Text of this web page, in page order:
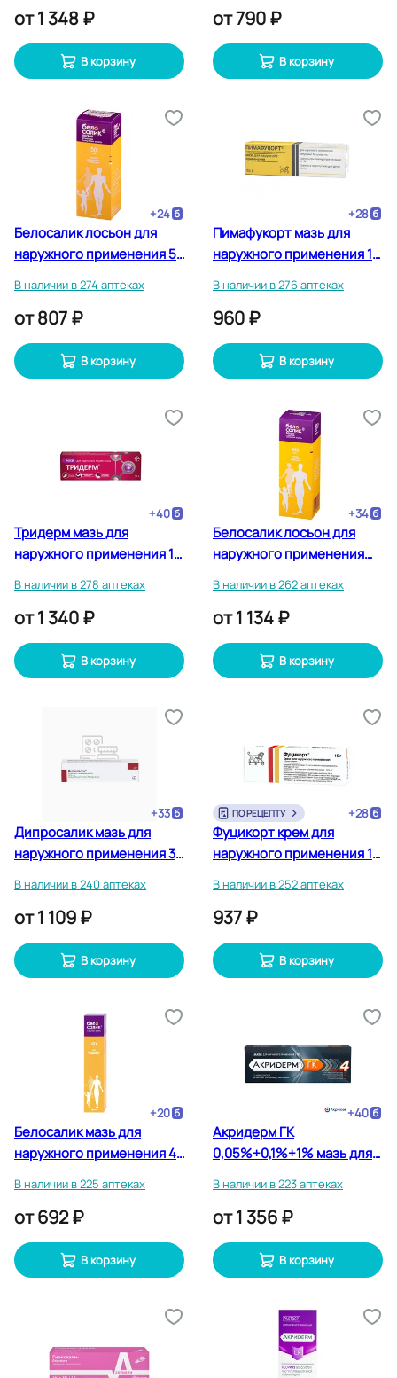
от1 348 ₽
В корзину
от790 ₽
В корзину
+24
Белосалик лосьон для
наружного применения 50
В наличии в 274 аптеках
от807 ₽
В корзину
+28
Пимафукорт мазь для
наружного применения 15
В наличии в 276 аптеках
960 ₽
В корзину
+40
Тридерм мазь для
наружного применения 15
В наличии в 278 аптеках
от1 340 ₽
В корзину
+34
Белосалик лосьон для
наружного применения
В наличии в 262 аптеках
от1 134 ₽
В корзину
+33
Дипросалик мазь для
наружного применения 30
В наличии в 240 аптеках
от1 109 ₽
В корзину
ПО РЕЦЕПТУ +28
Фуцикорт крем для
наружного применения 15
В наличии в 252 аптеках
937 ₽
В корзину
+20
Белосалик мазь для
наружного применения 40
В наличии в 225 аптеках
от692 ₽
В корзину
+40
Акридерм ГК
0,05%+0,1%+1% мазь для
г
В наличии в 223 аптеках
от1 356 ₽
В корзину